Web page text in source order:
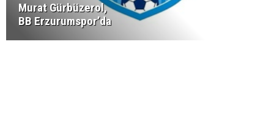
Murat Gürbüzerol,
BB Erzurumspor’da